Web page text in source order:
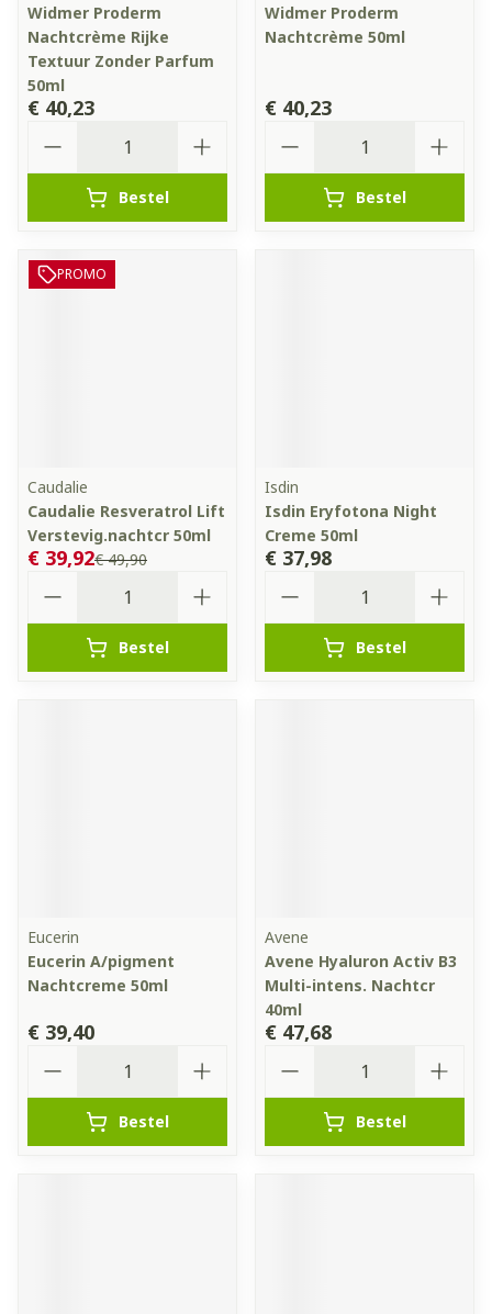
Widmer Proderm
Nachtcrème Rijke
Textuur Zonder Parfum
50ml
€ 40,23
Bestel
Widmer Proderm
Nachtcrème 50ml
€ 40,23
Bestel
PROMO
Caudalie
Caudalie Resveratrol Lift
Verstevig.nachtcr 50ml
€ 49,90
€ 39,92
Bestel
Isdin
Isdin Eryfotona Night
Creme 50ml
€ 37,98
Bestel
Eucerin
Eucerin A/pigment
Nachtcreme 50ml
€ 39,40
Bestel
Avene
Avene Hyaluron Activ B3
Multi-intens. Nachtcr
40ml
€ 47,68
Bestel